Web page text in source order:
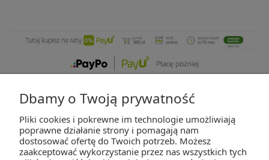
ZAKUPY
POMOC
Dbamy o Twoją prywatność
Pliki cookies i pokrewne im technologie umożliwiają
poprawne działanie strony i pomagają nam
dostosować ofertę do Twoich potrzeb. Możesz
zaakceptować wykorzystanie przez nas wszystkich tych